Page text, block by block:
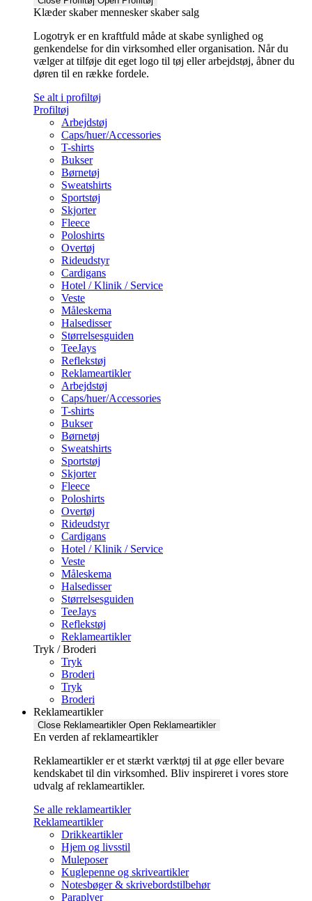
Klæder skaber mennesker skaber salg
Logotryk er en kraftfuld måde at skabe synlighed og
genkendelse for din virksomhed eller organisation. Når du
vælger at tilføje dit eget logo til tøj eller arbejdstøj, åbner du
døren til en række fordele.
Se alt i profiltøj
Profiltøj
Arbejdstøj
Caps/huer/Accessories
T-shirts
Bukser
Børnetøj
Sweatshirts
Sportstøj
Skjorter
Fleece
Poloshirts
Overtøj
Rideudstyr
Cardigans
Hotel / Klinik / Service
Veste
Måleskema
Halsedisser
Størrelsesguiden
TeeJays
Reflekstøj
Reklameartikler
Arbejdstøj
Caps/huer/Accessories
T-shirts
Bukser
Børnetøj
Sweatshirts
Sportstøj
Skjorter
Fleece
Poloshirts
Overtøj
Rideudstyr
Cardigans
Hotel / Klinik / Service
Veste
Måleskema
Halsedisser
Størrelsesguiden
TeeJays
Reflekstøj
Reklameartikler
Tryk / Broderi
Tryk
Broderi
Tryk
Broderi
Reklameartikler
Close Reklameartikler Open Reklameartikler
En verden af reklameartikler ​
Reklameartikler er et stærkt værktøj til at øge eller bevare
kendskabet til din virksomhed. Bliv inspireret i vores store
udvalg af reklameartikler.
Se alle reklameartikler
Reklameartikler
Drikkeartikler
Hjem og livsstil
Muleposer
Kuglepenne og skriveartikler
Notesbøger & skrivebordstilbehør
Paraplyer